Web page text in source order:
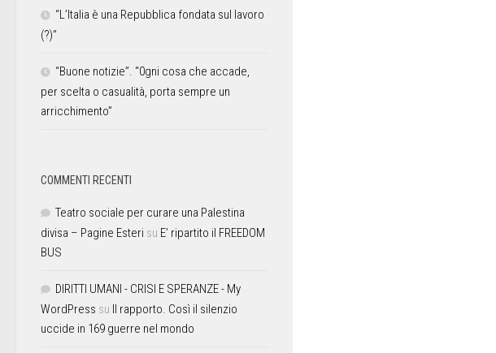
“L’Italia è una Repubblica fondata sul lavoro
(?)”
“Buone notizie”. “0gni cosa che accade,
per scelta o casualità, porta sempre un
arricchimento”
COMMENTI RECENTI
Teatro sociale per curare una Palestina
divisa – Pagine Esteri su E’ ripartito il FREEDOM
BUS
DIRITTI UMANI - CRISI E SPERANZE - My
WordPress su Il rapporto. Così il silenzio
uccide in 169 guerre nel mondo